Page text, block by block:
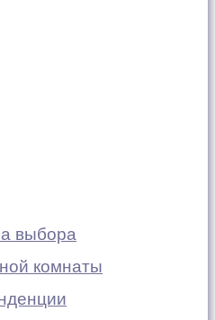
выбора
комнаты